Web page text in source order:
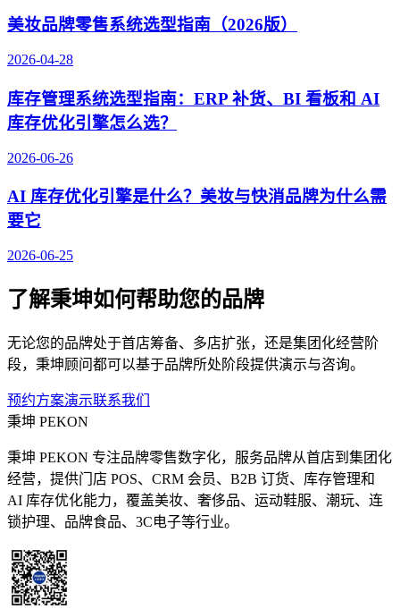
美妆品牌零售系统选型指南（2026版）
2026-04-28
库存管理系统选型指南：ERP 补货、BI 看板和 AI
库存优化引擎怎么选？
2026-06-26
AI 库存优化引擎是什么？美妆与快消品牌为什么需
要它
2026-06-25
了解秉坤如何帮助您的品牌
无论您的品牌处于首店筹备、多店扩张，还是集团化经营阶
段，秉坤顾问都可以基于品牌所处阶段提供演示与咨询。
预约方案演示联系我们
秉坤 PEKON
秉坤 PEKON 专注品牌零售数字化，服务品牌从首店到集团化
经营，提供门店 POS、CRM 会员、B2B 订货、库存管理和
AI 库存优化能力，覆盖美妆、奢侈品、运动鞋服、潮玩、连
锁护理、品牌食品、3C电子等行业。